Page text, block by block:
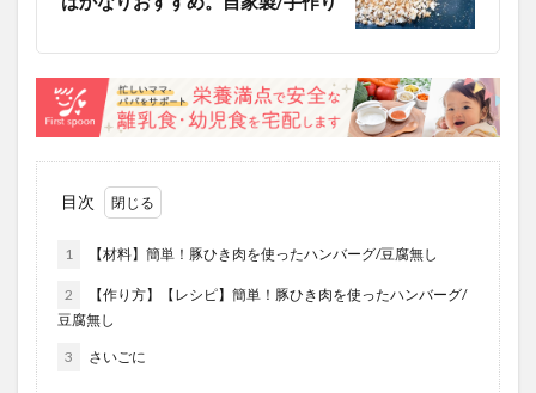
目次
1 【材料】簡単！豚ひき肉を使ったハンバーグ/豆腐無し
2
【作り方】【レシピ】簡単！豚ひき肉を使ったハンバーグ/
豆腐無し
3 さいごに